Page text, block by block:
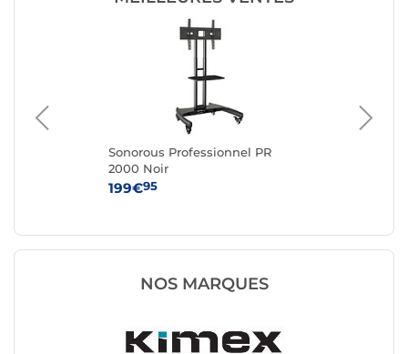
Sonorous Professionnel PR
2000 Noir
199€95
NOS MARQUES